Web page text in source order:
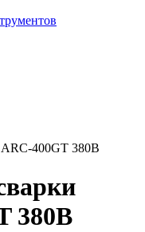
ARC-400GT 380В
380В